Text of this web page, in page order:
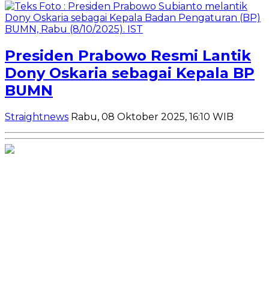
Presiden Prabowo Resmi Lantik
Dony Oskaria sebagai Kepala BP
BUMN
Straightnews Rabu, 08 Oktober 2025, 16:10 WIB